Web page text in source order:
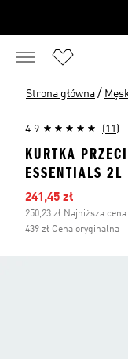
Strona główna /
4.9 (11)
KURTKA
ESSENTIALS 2L
Ceny na
241,45 zł
250,23 zł Najniższa cena
439 zł Cena oryginalna